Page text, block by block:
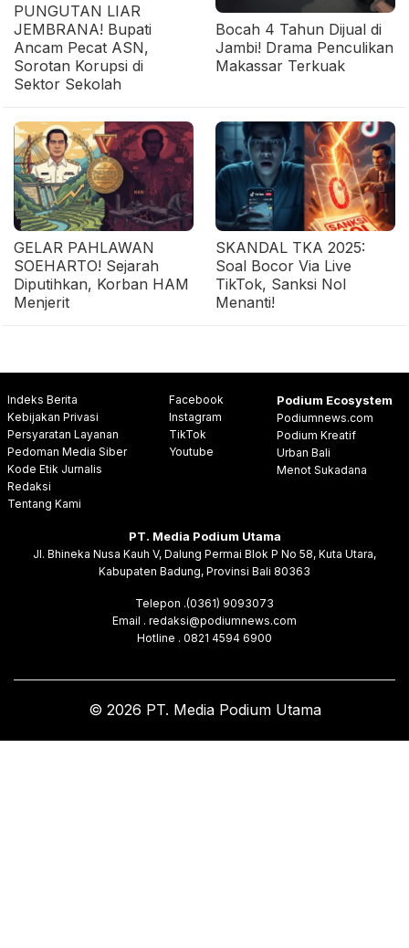
PUNGUTAN LIAR
JEMBRANA! Bupati
Ancam Pecat ASN,
Sorotan Korupsi di
Sektor Sekolah
Bocah 4 Tahun Dijual di
Jambi! Drama Penculikan
Makassar Terkuak
GELAR PAHLAWAN
SOEHARTO! Sejarah
Diputihkan, Korban HAM
Menjerit
SKANDAL TKA 2025:
Soal Bocor Via Live
TikTok, Sanksi Nol
Menanti!
Indeks Berita
Kebijakan Privasi
Persyaratan Layanan
Pedoman Media Siber
Kode Etik Jurnalis
Redaksi
Tentang Kami
Facebook
Instagram
TikTok
Youtube
Podium Ecosystem
Podiumnews.com
Podium Kreatif
Urban Bali
Menot Sukadana
PT. Media Podium Utama
Jl. Bhineka Nusa Kauh V, Dalung Permai Blok P No 58, Kuta Utara,
Kabupaten Badung, Provinsi Bali 80363
Telepon .(0361) 9093073
Email . redaksi@podiumnews.com
Hotline . 0821 4594 6900
© 2026 PT. Media Podium Utama